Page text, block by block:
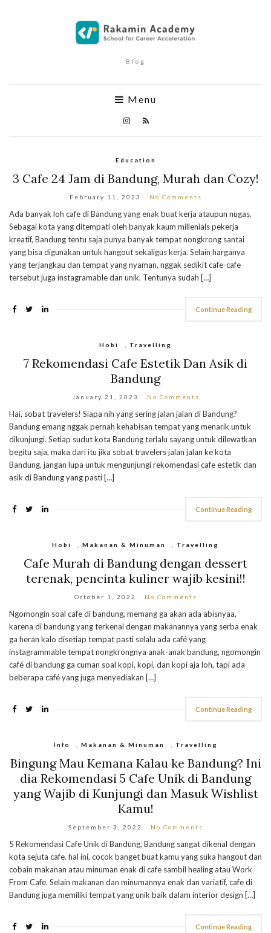
Blog
Menu
Education
3 Cafe 24 Jam di Bandung, Murah dan Cozy!
February 11, 2023 No Comments
Ada banyak loh cafe di Bandung yang enak buat kerja ataupun nugas.
Sebagai kota yang ditempati oleh banyak kaum millenials pekerja
kreatif, Bandung tentu saja punya banyak tempat nongkrong santai
yang bisa digunakan untuk hangout sekaligus kerja. Selain harganya
yang terjangkau dan tempat yang nyaman, nggak sedikit cafe-cafe
tersebut juga instagramable dan unik. Tentunya sudah […]
Continue Reading
Hobi Travelling
7 Rekomendasi Cafe Estetik Dan Asik di
Bandung
January 21, 2023 No Comments
Hai, sobat travelers! Siapa nih yang sering jalan jalan di Bandung?
Bandung emang nggak pernah kehabisan tempat yang menarik untuk
dikunjungi. Setiap sudut kota Bandung terlalu sayang untuk dilewatkan
begitu saja, maka dari itu jika sobat travelers jalan jalan ke kota
Bandung, jangan lupa untuk mengunjungi rekomendasi cafe estetik dan
asik di Bandung yang pasti […]
Continue Reading
Hobi Makanan & Minuman Travelling
Cafe Murah di Bandung dengan dessert
terenak, pencinta kuliner wajib kesini!!
October 1, 2022 No Comments
Ngomongin soal cafe di bandung, memang ga akan ada abisnyaa,
karena di bandung yang terkenal dengan makanannya yang serba enak
ga heran kalo disetiap tempat pasti selalu ada café yang
instagrammable tempat nongkrongnya anak-anak bandung, ngomongin
café di bandung ga cuman soal kopi, kopi, dan kopi aja loh, tapi ada
beberapa café yang juga menyediakan […]
Continue Reading
Info Makanan & Minuman Travelling
Bingung Mau Kemana Kalau ke Bandung? Ini
dia Rekomendasi 5 Cafe Unik di Bandung
yang Wajib di Kunjungi dan Masuk Wishlist
Kamu!
September 3, 2022 No Comments
5 Rekomendasi Cafe Unik di Bandung, Bandung sangat dikenal dengan
kota sejuta cafe. hal ini, cocok banget buat kamu yang suka hangout dan
cobain makanan atau minuman enak di cafe sambil healing atau Work
From Cafe. Selain makanan dan minumannya enak dan variatif, cafe di
Bandung juga memiliki tempat yang unik baik dalam interior design […]
Continue Reading